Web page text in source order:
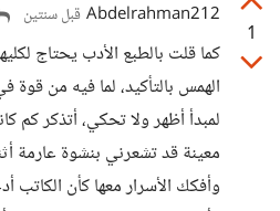
1
Abdelrahman212 قبل سنتين
كما قلت بالطبع الأدب يحتاج
الهمس بالتأكيد، لما فيه من
لمبدأ أظهر ولا تحكي، أتذكر كم
معينة قد تشعرني بنشوة عارمة
وأفكك الأسرار معها كأن الكاتب